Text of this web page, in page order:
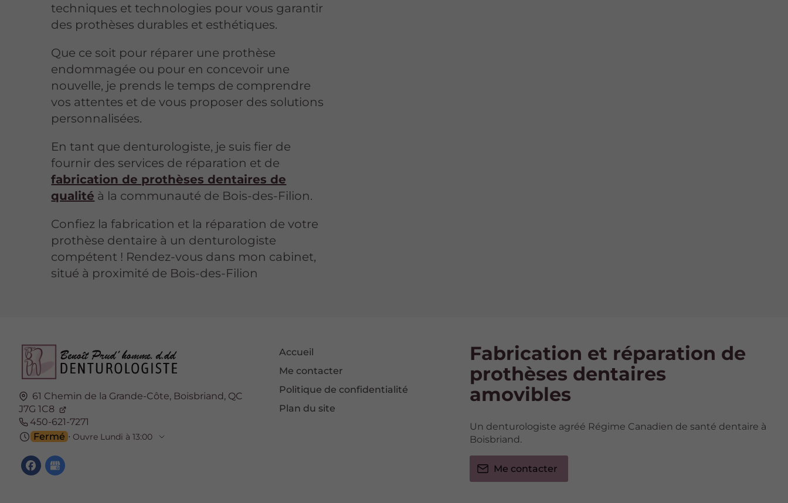
techniques et technologies pour vous garantir
des prothèses durables et esthétiques.
Que ce soit pour réparer une prothèse
endommagée ou pour en concevoir une
nouvelle, je prends le temps de comprendre
vos attentes et de vous proposer des solutions
personnalisées.
En tant que denturologiste, je suis fier de
fournir des services de réparation et de
fabrication de prothèses dentaires de
qualité à la communauté de Bois-des-Filion.
Confiez la fabrication et la réparation de votre
prothèse dentaire à un denturologiste
compétent ! Rendez-vous dans mon cabinet,
situé à proximité de Bois-des-Filion
61 Chemin de la Grande-Côte, Boisbriand, QC
J7G 1C8
450-621-7271
Fermé ⋅ Ouvre Lundi à 13:00
Accueil
Me contacter
Politique de confidentialité
Plan du site
Fabrication et réparation de
prothèses dentaires
amovibles
Un denturologiste agréé Régime Canadien de santé dentaire à
Boisbriand.
Me contacter